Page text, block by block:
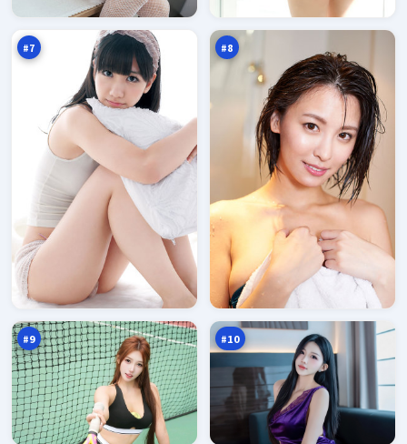
#7
人万
#8
临
#9
失
控
回
壁
96
万
#10
篱
惊
魂
96
万